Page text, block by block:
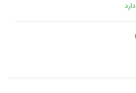
دارد